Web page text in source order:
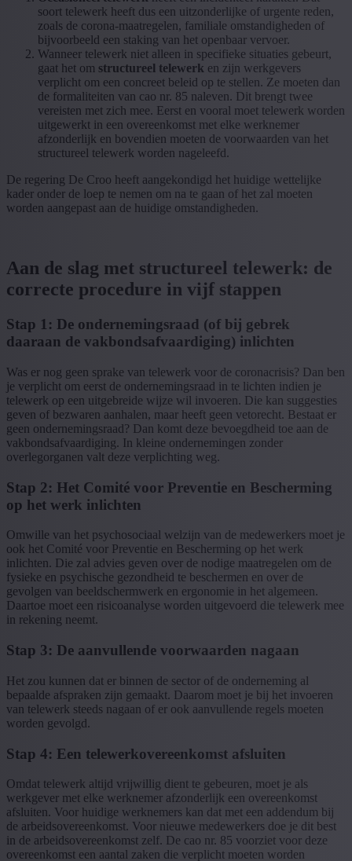
soort telewerk heeft dus een uitzonderlijke of urgente reden,
zoals de corona-maatregelen, familiale omstandigheden of
bijvoorbeeld een staking van het openbaar vervoer.
Wanneer telewerk niet alleen in specifieke situaties gebeurt,
gaat het om structureel telewerk en zijn werkgevers
verplicht om een concreet beleid op te stellen. Ze moeten dan
de formaliteiten van cao nr. 85 naleven. Dit brengt twee
vereisten met zich mee. Eerst en vooral moet telewerk worden
uitgewerkt in een overeenkomst met elke werknemer
afzonderlijk en bovendien moeten de voorwaarden van het
structureel telewerk worden nageleefd.
De regering De Croo heeft aangekondigd het huidige wettelijke
kader onder de loep te nemen om na te gaan of het zal moeten
worden aangepast aan de huidige omstandigheden.
Aan de slag met structureel telewerk: de
correcte procedure in vijf stappen
Stap 1: De ondernemingsraad (of bij gebrek
daaraan de vakbondsafvaardiging) inlichten
Was er nog geen sprake van telewerk voor de coronacrisis? Dan ben
je verplicht om eerst de ondernemingsraad in te lichten indien je
telewerk op een uitgebreide wijze wil invoeren. Die kan suggesties
geven of bezwaren aanhalen, maar heeft geen vetorecht. Bestaat er
geen ondernemingsraad? Dan komt deze bevoegdheid toe aan de
vakbondsafvaardiging. In kleine ondernemingen zonder
overlegorganen valt deze verplichting weg.
Stap 2: Het Comité voor Preventie en Bescherming
op het werk inlichten
Omwille van het psychosociaal welzijn van de medewerkers moet je
ook het Comité voor Preventie en Bescherming op het werk
inlichten. Die zal advies geven over de nodige maatregelen om de
fysieke en psychische gezondheid te beschermen en over de
gevolgen van beeldschermwerk en ergonomie in het algemeen.
Daartoe moet een risicoanalyse worden uitgevoerd die telewerk mee
in rekening neemt.
Stap 3: De aanvullende voorwaarden nagaan
Het zou kunnen dat er binnen de sector of de onderneming al
bepaalde afspraken zijn gemaakt. Daarom moet je bij het invoeren
van telewerk steeds nagaan of er ook aanvullende regels moeten
worden gevolgd.
Stap 4: Een telewerkovereenkomst afsluiten
Omdat telewerk altijd vrijwillig dient te gebeuren, moet je als
werkgever met elke werknemer afzonderlijk een overeenkomst
afsluiten. Voor huidige werknemers kan dat met een addendum bij
de arbeidsovereenkomst. Voor nieuwe medewerkers doe je dit best
in de arbeidsovereenkomst zelf. De cao nr. 85 voorziet voor deze
overeenkomst een aantal zaken die verplicht moeten worden